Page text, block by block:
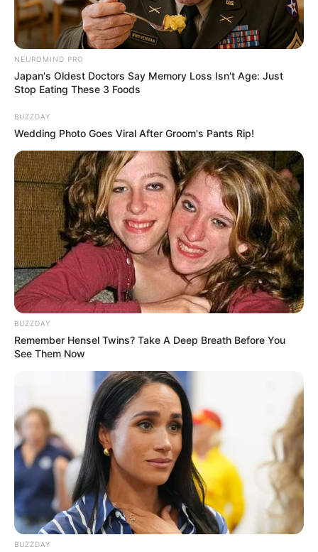
Pelanggan Ini Bikin Auto
Merinding
Bikin Ngakak, 10 Potret
Cosplay Murah Pakai Bahan
Seadanya
Anti Mainstream, 10 Cara
Membawa Barang Belanjaan
Versi Warga Thailand
NEUROMIND PRO
Japan's Oldest Doctors Say Memory Loss Isn't Age: Just
Stop Eating These 3 Foods
BUZZDAY
Wedding Photo Goes Viral After Groom's Pants Rip!
BUZZDAY
Remember Hensel Twins? Take A Deep Breath Before You
See Them Now
BUZZDAY